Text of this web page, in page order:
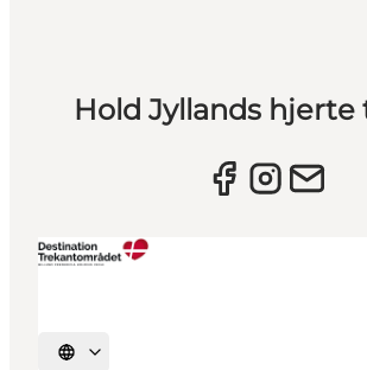
Hold Jyllands
Vælg sprog